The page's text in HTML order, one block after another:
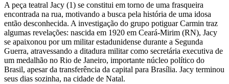
A peça teatral Jacy (1) se constitui em torno de uma frasqueira
encontrada na rua, motivando a busca pela história de uma idosa
então desconhecida. A investigação do grupo potiguar Carmin traz
algumas revelações: nascida em 1920 em Ceará-Mirim (RN), Jacy
se apaixonou por um militar estadunidense durante a Segunda
Guerra, atravessando a ditadura militar como secretária executiva de
um medalhão no Rio de Janeiro, importante núcleo político do
Brasil, apesar da transferência da capital para Brasília. Jacy terminou
seus dias sozinha, na cidade de Natal.